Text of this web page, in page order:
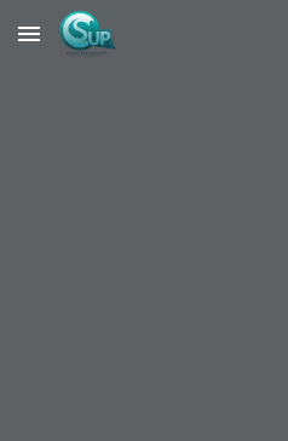
Skip to main content